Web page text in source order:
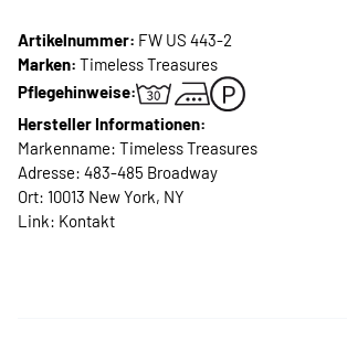
Artikelnummer: FW US 443-2
Marken: Timeless Treasures
Pflegehinweise:
Hersteller Informationen:
Markenname: Timeless Treasures
Adresse: 483-485 Broadway
Ort: 10013 New York, NY
Link: Kontakt